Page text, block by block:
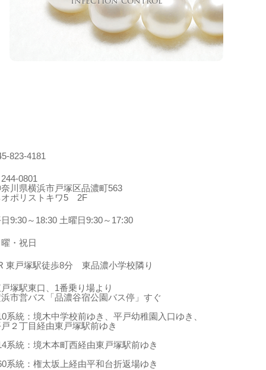
823-4181
0801
川県横浜市戸塚区品濃町563
オポリストキワ5 2F
9:30～18:30 土曜日9:30～17:30
・祝日
東戸塚駅徒歩8分 東品濃小学校隣り
塚駅東口、1番乗り場より
市営バス「品濃谷宿公園バス停」すぐ
系統：境木中学校前ゆき、平戸幼稚園入口ゆき、
２丁目経由東戸塚駅前ゆき
系統：境木本町西経由東戸塚駅前ゆき
系統：権太坂上経由平和台折返場ゆき